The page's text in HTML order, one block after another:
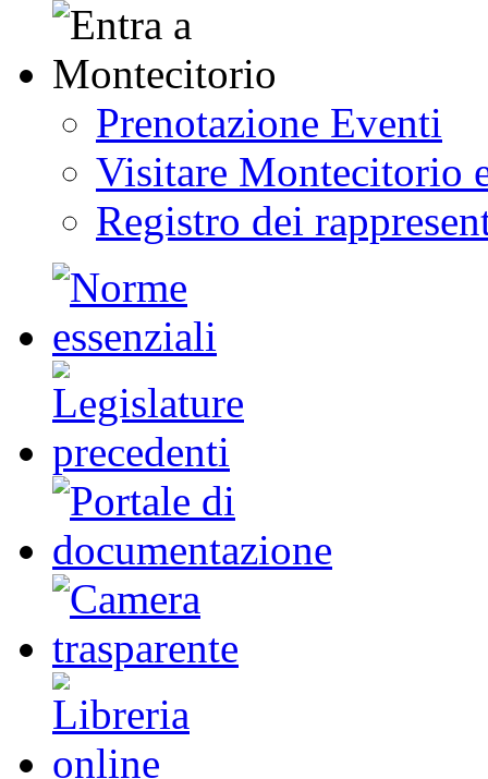
Prenotazione Eventi
Visitare Montecitorio
Registro dei